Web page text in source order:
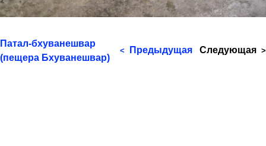
Патал-бхуванешвар
(пещера Бхуванешвар)
< Предыдущая Следующая >